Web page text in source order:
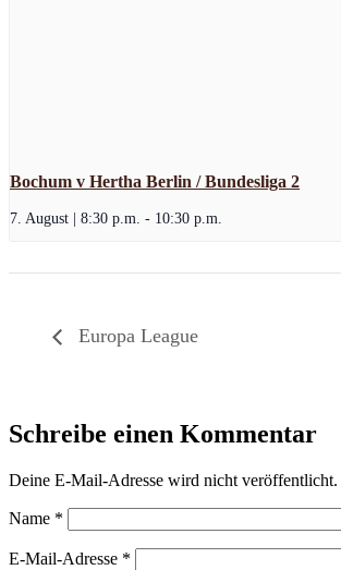
Bochum v Hertha Berlin / Bundesliga 2
7. August | 8:30 p.m. - 10:30 p.m.
Europa League
Schreibe einen Kommentar
Deine E-Mail-Adresse wird nicht veröffentlicht.
Name *
E-Mail-Adresse *